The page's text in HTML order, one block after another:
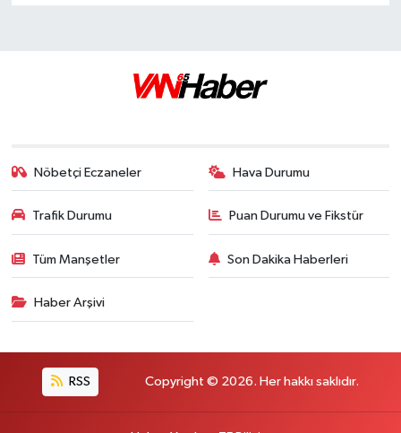
Nöbetçi Eczaneler Hava Durumu
Trafik Durumu Puan Durumu ve Fikstür
Tüm Manşetler Son Dakika Haberleri
Haber Arşivi
RSS Copyright © 2026. Her hakkı saklıdır.